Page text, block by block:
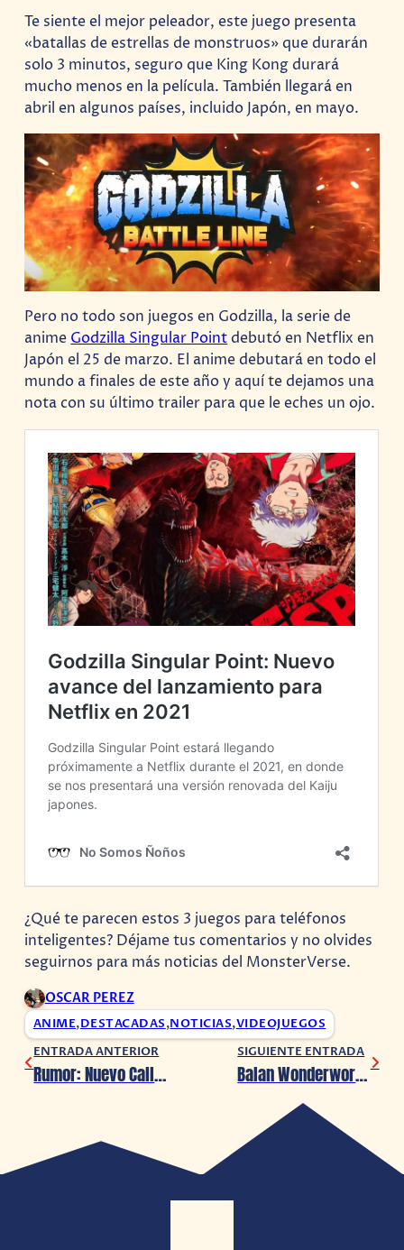
Te siente el mejor peleador, este juego presenta
«batallas de estrellas de monstruos» que durarán
solo 3 minutos, seguro que King Kong durará
mucho menos en la película. También llegará en
abril en algunos países, incluido Japón, en mayo.
Pero no todo son juegos en Godzilla, la serie de
anime Godzilla Singular Pointdebutó en Netflix en
Japón el 25 de marzo. El anime debutará en todo el
mundo a finales de este año y aquí te dejamos una
nota con su último trailer para que le eches un ojo.
¿Qué te parecen estos 3 juegos para teléfonos
inteligentes? Déjame tus comentarios y no olvides
seguirnos para más noticias del MonsterVerse.
OSCAR PEREZ
ANIME,DESTACADAS,NOTICIAS,VIDEOJUEGOS
ENTRADA ANTERIOR
Rumor: Nuevo Call of Duty estaría regresando a la Segunda Guerra Mundial
SIGUIENTE ENTRADA
Balan Wonderworld ya esta disponible